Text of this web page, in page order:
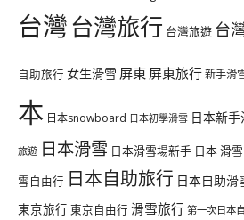
台灣台灣旅行 台灣旅遊 台
自助旅行 女生滑雪 屏東 屏東旅行新手滑
本 日本snowboard 日本初學滑雪 日本新手
旅遊 日本滑雪 日本滑雪場新手 日本 滑
雪自由行 日本自助旅行 日本自助滑
東京旅行 東京自由行 滑雪旅行 第一次日本